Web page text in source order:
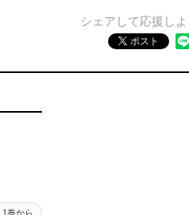
シェアして応援しよ
ポスト
1巻から